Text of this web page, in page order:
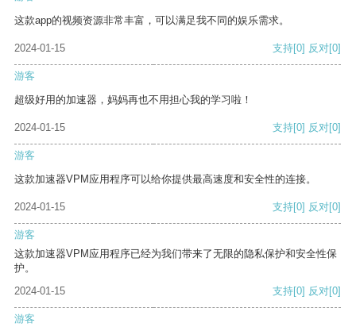
这款app的视频资源非常丰富，可以满足我不同的娱乐需求。
2024-01-15 支持[0] 反对[0]
游客
超级好用的加速器，妈妈再也不用担心我的学习啦！
2024-01-15 支持[0] 反对[0]
游客
这款加速器VPM应用程序可以给你提供最高速度和安全性的连接。
2024-01-15 支持[0] 反对[0]
游客
这款加速器VPM应用程序已经为我们带来了无限的隐私保护和安全性保
护。
2024-01-15
支持[0] 反对[0]
游客